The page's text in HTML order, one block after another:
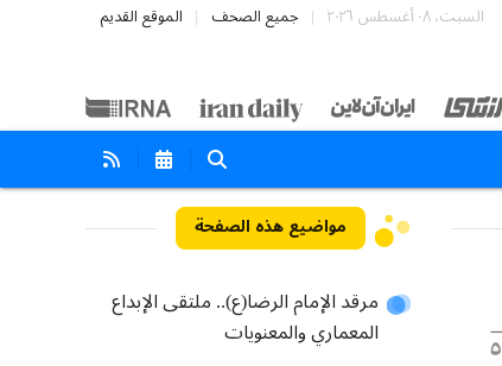
السبت، ٠٨ أغسطس ٢٠٢٦ جميع الصحف الموقع القديم
مواضيع هذه الصفحة
مرقد الإمام الرضا(ع).. ملتقى الإبداع
المعماري والمعنويات